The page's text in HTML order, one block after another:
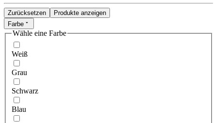
Zurücksetzen
Produkte anzeigen
Farbe
Wähle eine Farbe
Weiß
Grau
Schwarz
Blau